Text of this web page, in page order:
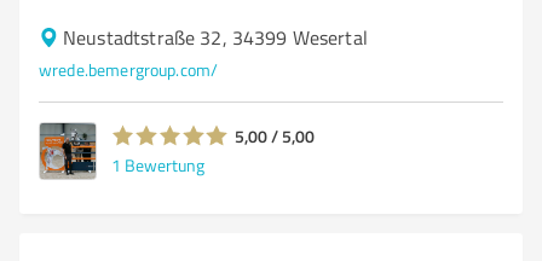
Neustadtstraße 32, 34399 Wesertal
wrede.bemergroup.com/
5,00 / 5,00
1 Bewertung